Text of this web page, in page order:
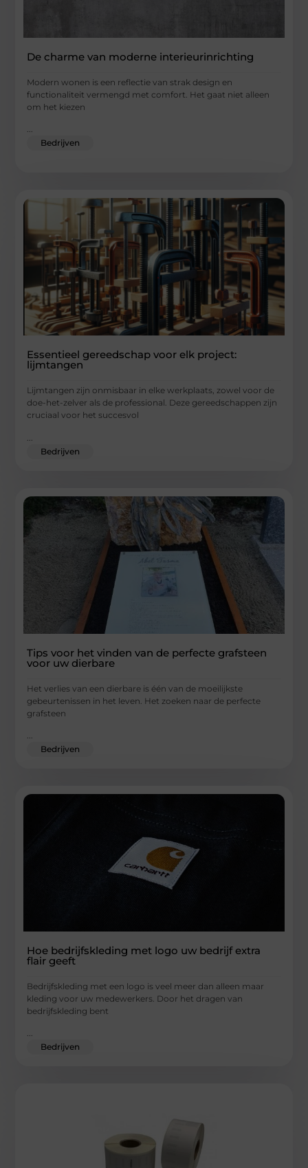
De charme van moderne interieurinrichting
Modern wonen is een reflectie van strak design en
functionaliteit vermengd met comfort. Het gaat niet alleen
om het kiezen
...
Bedrijven
Essentieel gereedschap voor elk project:
lijmtangen
Lijmtangen zijn onmisbaar in elke werkplaats, zowel voor de
doe-het-zelver als de professional. Deze gereedschappen zijn
cruciaal voor het succesvol
Bedrijven
Tips voor het vinden van de perfecte grafsteen
voor uw dierbare
Het verlies van een dierbare is één van de moeilijkste
gebeurtenissen in het leven. Het zoeken naar de perfecte
grafsteen
...
Bedrijven
Hoe bedrijfskleding met logo uw bedrijf extra
flair geeft
Bedrijfskleding met een logo is veel meer dan alleen maar
kleding voor uw medewerkers. Door het dragen van
bedrijfskleding bent
...
Bedrijven